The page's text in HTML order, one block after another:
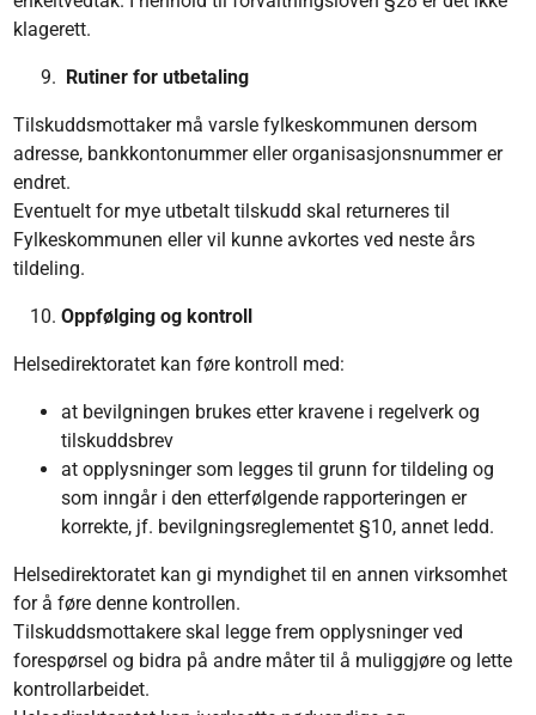
klagerett.
Rutiner for utbetaling
Tilskuddsmottaker må varsle fylkeskommunen dersom
adresse, bankkontonummer eller organisasjonsnummer er
endret.
Eventuelt for mye utbetalt tilskudd skal returneres til
Fylkeskommunen eller vil kunne avkortes ved neste års
tildeling.
Oppfølging og kontroll
Helsedirektoratet kan føre kontroll med:
at bevilgningen brukes etter kravene i regelverk og
tilskuddsbrev
at opplysninger som legges til grunn for tildeling og
som inngår i den etterfølgende rapporteringen er
korrekte, jf. bevilgningsreglementet §10, annet ledd.
Helsedirektoratet kan gi myndighet til en annen virksomhet
for å føre denne kontrollen.
Tilskuddsmottakere skal legge frem opplysninger ved
forespørsel og bidra på andre måter til å muliggjøre og lette
kontrollarbeidet.